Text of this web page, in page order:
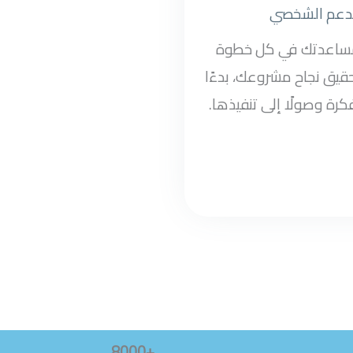
الشخصي
في كل خطوة
نجاح مشروعك، بدءًا
وصولًا إلى تنفيذها.